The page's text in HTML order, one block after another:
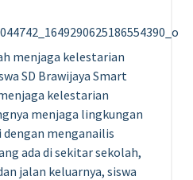
menjaga kelestarian
SD Brawijaya Smart
kelestarian
menjaga lingkungan
menganailis
ada di sekitar sekolah,
jalan keluarnya, siswa